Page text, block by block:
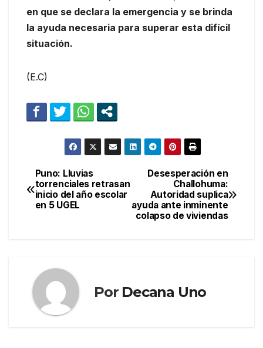
en que se declara la emergencia y se brinda
la ayuda necesaria para superar esta difícil
situación.
(E.C)
Navegación
de
Desesperación en
Challohuma:
Autoridad suplica
ayuda ante inminente
colapso de viviendas
Puno: Lluvias
torrenciales retrasan
inicio del año escolar
en 5 UGEL
Por Decana Uno